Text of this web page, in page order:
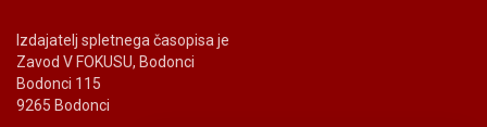
Izdajatelj spletnega časopisa je
Zavod V FOKUSU, Bodonci
Bodonci 115
9265 Bodonci